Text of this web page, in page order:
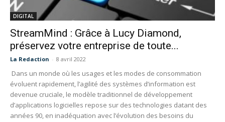
DIGITAL
StreamMind : Grâce à Lucy Diamond,
préservez votre entreprise de toute...
La Redaction - 8 avril 2022
Dans un monde où les usages et les modes de consommation
évoluent rapidement, l’agilité des systèmes d’information est
devenue cruciale, le modèle traditionnel de développement
d’applications logicielles repose sur des technologies datant des
années 90, en inadéquation avec l’évolution des besoins du